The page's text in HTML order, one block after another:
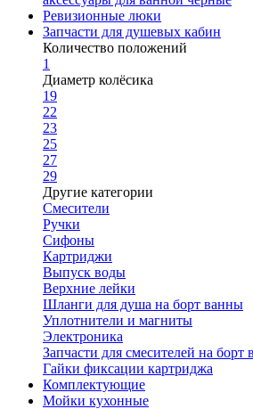
Ревизионные люки
Запчасти для душевых кабин
Количество положений
1
Диаметр колёсика
19
22
23
25
27
29
Другие категории
Смесители
Ручки
Сифоны
Картриджи
Выпуск воды
Верхние лейки
Шланги для душа на борт ванны
Уплотнители и магниты
Электроника
Запчасти для смесителей на борт
Гайки фиксации картриджа
Комплектующие
Мойки кухонные